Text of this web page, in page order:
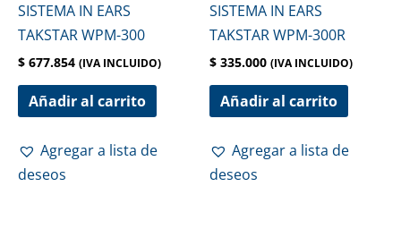
SISTEMA IN EARS
TAKSTAR WPM-300
$ 677.854 (IVA INCLUIDO)
Añadir al carrito
Agregar a lista de
deseos
SISTEMA IN EARS
TAKSTAR WPM-300R
$ 335.000 (IVA INCLUIDO)
Añadir al carrito
Agregar a lista de
deseos